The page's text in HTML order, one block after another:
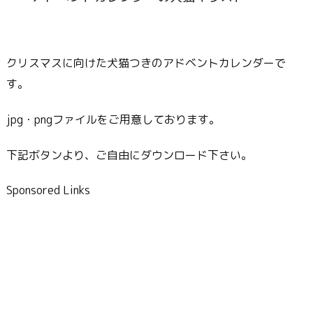
クリスマスに向けた犬猫つきのアドベントカレンダーで
す。
jpg・pngファイルをご用意しております。
下記ボタンより、ご自由にダウンロード下さい。
Sponsored Links